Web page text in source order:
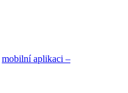
mobilní aplikaci –